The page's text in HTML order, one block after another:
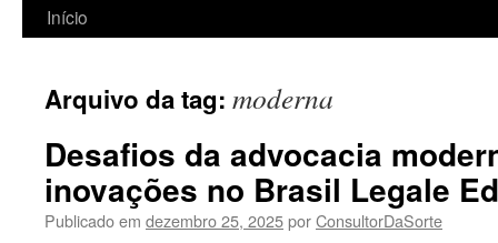
Início
Arquivo da tag: moderna
Desafios da advocacia
inovações no Brasil Legale
Publicado em dezembro 25, 2025porConsultorDaSorte